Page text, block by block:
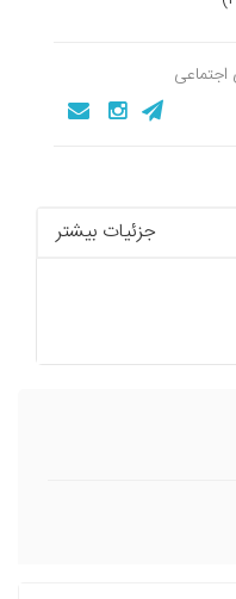
اجتماعی
جزئیات بیشتر